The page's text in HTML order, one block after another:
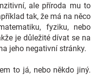
ale příroda mu to
tak, že má na něco
fyziku, nebo
je důležité dívat se na
jeho negativní stránky.
to já, nebo někdo jiný.